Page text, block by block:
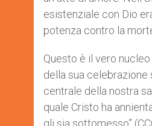
esistenziale con Dio
potenza contro la
Questo è il vero
della sua
centrale della nostra
quale Cristo ha
gli sia sottomesso”